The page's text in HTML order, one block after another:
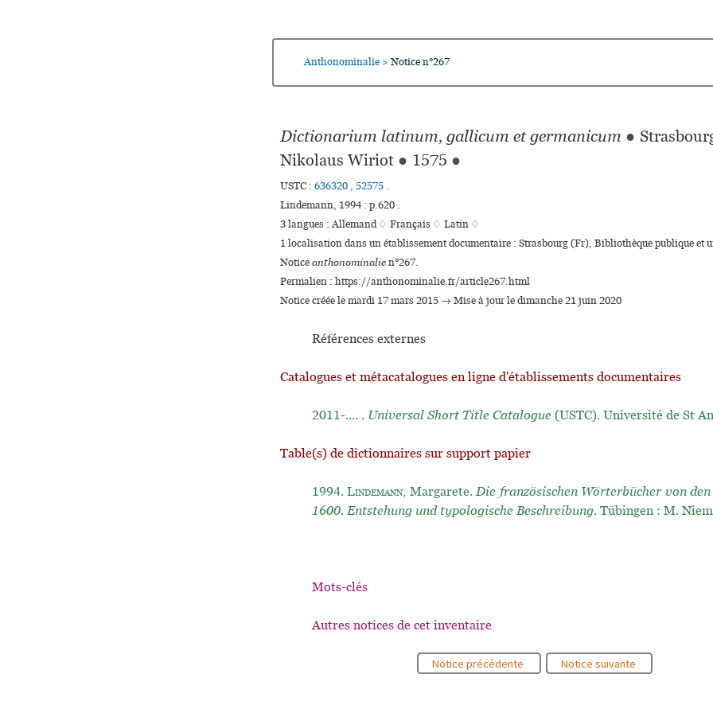
Anthonominalie > Notice n°267
Dictionarium latinum, gallicum et germanicum ●
Nikolaus Wiriot ● 1575 ●
USTC : 636320 , 52575 .
Lindemann, 1994 : p.620 .
3 langues :Allemand ♢ Français ♢ Latin ♢
1 localisation dans un établissement documentaire : Strasbourg (Fr), Bibliothèque publi­que et
Noticeanthonominalien°267.
Permalien : https://anthonominalie.fr/article267.html
Notice créée le mardi 17 mars 2015 → Mise à jour le dimanche 21 juin 2020
Références externes
Catalogues et métacatalogues en ligne d'établissements documentaires
2011-.... . Universal Short Title Catalogue (USTC). Université de St
Table(s) de dictionnaires sur support papier
1994.Lindemann, Margarete.Die französischen Wörterbücher von
1600. Entstehung und typologische Beschreibung. Tübingen : M.
Mots-clés
Autres notices de cet inventaire
Notice précédente Notice suivante